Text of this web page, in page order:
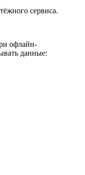
сервиса.
офлайн-
данные: